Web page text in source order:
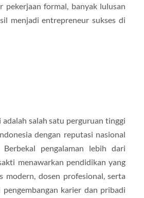
pekerjaan formal, banyak lulusan
menjadi entrepreneur sukses di
salah satu perguruan tinggi
dengan reputasi nasional
pengalaman lebih dari
menawarkan pendidikan yang
modern, dosen profesional, serta
pengembangan karier dan pribadi